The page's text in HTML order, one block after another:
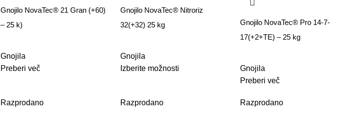
Gnojilo NovaTec® 21 Gran (+60)
– 25 k)
Gnojila
Preberi več
Gnojilo NovaTec® Nitroriz
32(+32) 25 kg
Gnojila
Izberite možnosti
Gnojilo NovaTec® Pro 14-7-
17(+2+TE) – 25 kg
Gnojila
Preberi več
Razprodano Razprodano Razprodano